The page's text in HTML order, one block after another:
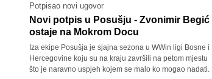
Potpisao novi ugovor
Novi potpis u Posušju - Zvonimir Begić
ostaje na Mokrom Docu
Iza ekipe Posušja je sjajna sezona u WWin ligi Bosne i
Hercegovine koju su na kraju završili na petom mjestu
što je naravno uspjeh kojem se malo ko mogao nadati.